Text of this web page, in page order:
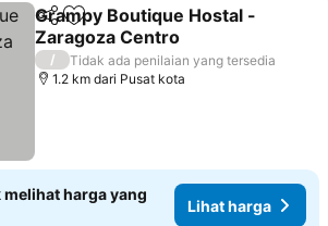
BagikanTambahkan ke favorit
Grampy Boutique Hostal -
Zaragoza Centro
Lihat harga
/
Tidak ada penilaian yang tersedia
1.2 km dari Pusat kota
harga yang
Lihat harga